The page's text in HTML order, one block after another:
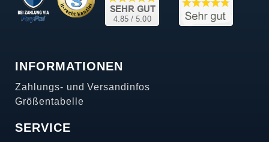
INFORMATIONEN
Zahlungs- und Versandinfos
Größentabelle
SERVICE